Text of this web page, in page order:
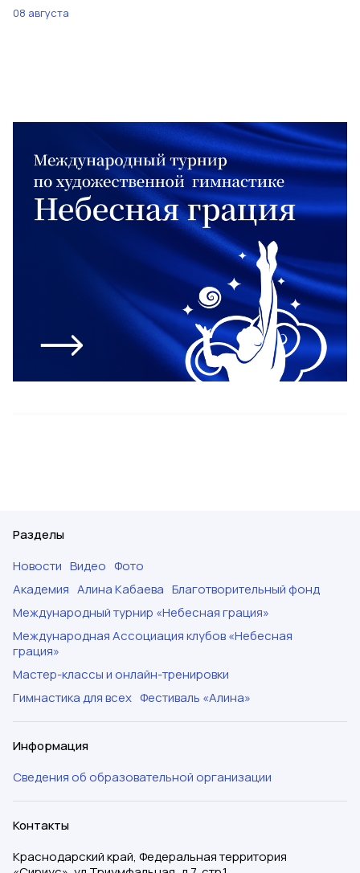
08 августа
Разделы
Новости Видео Фото
Академия Алина Кабаева Благотворительный фонд
Международный турнир «Небесная грация»
Международная Ассоциация клубов «Небесная
грация»
Мастер-классы и онлайн-тренировки
Гимнастика для всех Фестиваль «Алина»
Информация
Сведения об образовательной организации
Контакты
Краснодарский край, Федеральная территория